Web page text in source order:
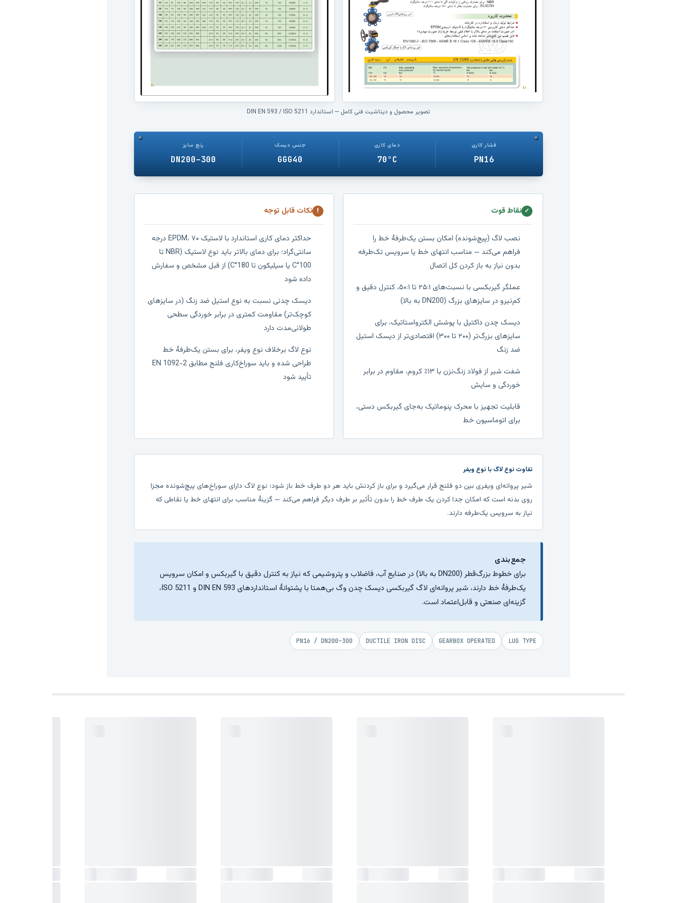
PN16
چه؟
PN16 نشان‌دهنده فشار نامی 16 بار در شرایط مرجع
است؛ فشار مجاز واقعی به دما و متریال اجزای شیر
نیز بستگی دارد.
آیا این شیر
برای کنترل
جریان مناسب
است؟:
باید شرایط جریان و مشخصات فنی پروژه
بررسی شود.
تصویر محصول و دیتاشیت فنی کامل — استاندارد DIN EN 593 / ISO 5211
فشار کاری
PN16
دمای کاری
70°C
جنس دیسک
GGG40
رنج سایز
DN200–300
✓ نقاط قوت
نصب لاگ (پیچ‌شونده) امکان بستن یک‌طرفهٔ خط را
فراهم می‌کند — مناسب انتهای خط یا سرویس تک‌طرفه
بدون نیاز به باز کردن کل اتصال
عملگر گیربکسی با نسبت‌های ۲۵:۱ تا ۵۰:۱، کنترل دقیق و
کم‌نیرو در سایزهای بزرگ (DN200 به بالا)
دیسک چدن داکتیل با پوشش الکترواستاتیک، برای
سایزهای بزرگ‌تر (۲۰۰ تا ۳۰۰) اقتصادی‌تر از دیسک استیل
ضد زنگ
شفت شیر از فولاد زنگ‌نزن با ۱۳٪ کروم، مقاوم در برابر
خوردگی و سایش
قابلیت تجهیز با محرک پنوماتیک به‌جای گیربکس دستی،
برای اتوماسیون خط
! نکات قابل توجه
حداکثر دمای کاری استاندارد با لاستیک EPDM، ۷۰ درجه
سانتی‌گراد؛ برای دمای بالاتر باید نوع لاستیک (NBR تا
100°C یا سیلیکون تا 180°C) از قبل مشخص و سفارش
داده شود
دیسک چدنی نسبت به نوع استیل ضد زنگ (در سایزهای
کوچک‌تر) مقاومت کمتری در برابر خوردگی سطحی
طولانی‌مدت دارد
نوع لاگ برخلاف نوع ویفر، برای بستن یک‌طرفهٔ خط
طراحی شده و باید سوراخ‌کاری فلنج مطابق EN 1092-2
تأیید شود
تفاوت نوع لاگ با نوع ویفر
شیر پروانه‌ای ویفری بین دو فلنج قرار می‌گیرد و برای باز کردنش باید هر دو طرف خط باز شود؛ نوع لاگ دارای سوراخ‌های پیچ‌شونده مجزا
روی بدنه است که امکان جدا کردن یک طرف خط را بدون تأثیر بر طرف دیگر فراهم می‌کند — گزینهٔ مناسب برای انتهای خط یا نقاطی که
نیاز به سرویس یک‌طرفه دارند.
جمع‌بندی
برای خطوط بزرگ‌قطر (DN200 به بالا) در صنایع آب، فاضلاب و پتروشیمی که نیاز به کنترل دقیق با گیربکس و امکان سرویس
یک‌طرفهٔ خط دارند، شیر پروانه‌ای لاگ گیربکسی دیسک چدن وگ بی‌همتا با پشتوانهٔ استانداردهای DIN EN 593 و ISO 5211،
گزینه‌ای صنعتی و قابل‌اعتماد است.
LUG TYPE
GEARBOX OPERATED
DUCTILE IRON DISC
PN16 / DN200–300